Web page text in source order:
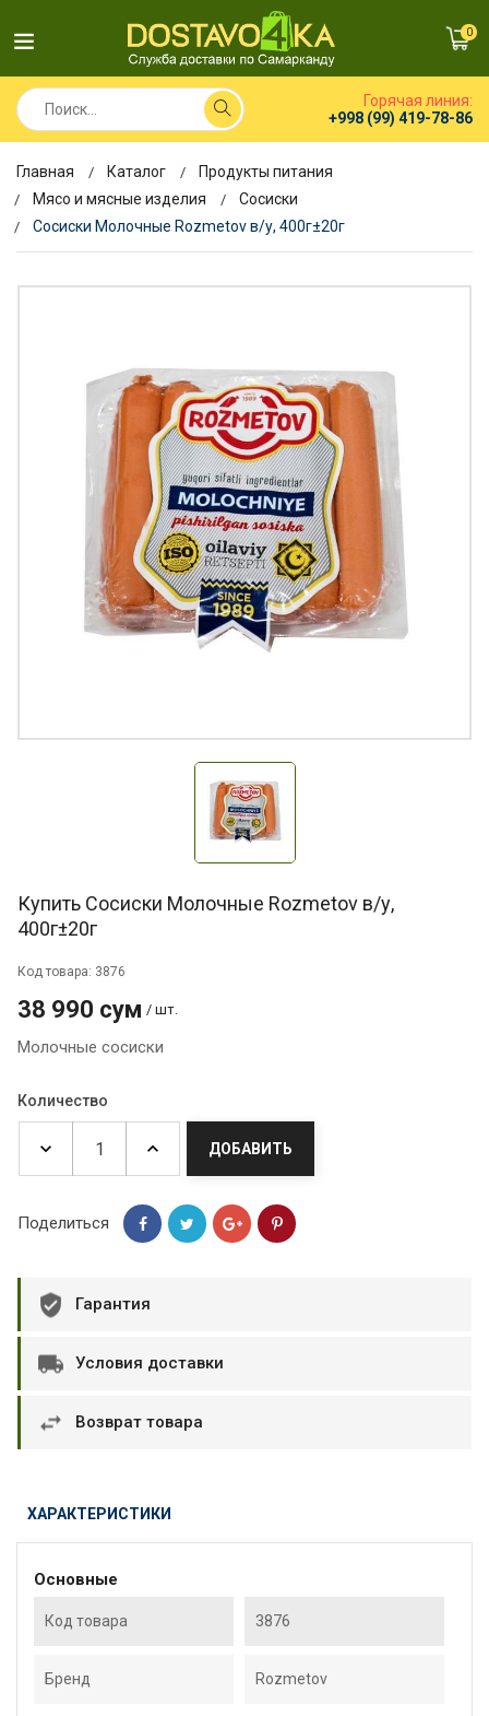
0
Горячая линия:
+998 (99) 419-78-86
Главная Каталог
Продукты питания
Мясо и мясные изделия
Сосиски
Cосиски Молочные Rozmetov в/у, 400г±20г
Купить Cосиски Молочные Rozmetov в/у,
400г±20г
Код товара: 3876
38 990 сум / шт.
Молочные сосиски
Количество
ДОБАВИТЬ
Поделиться
Гарантия
Условия доставки
Возврат товара
ХАРАКТЕРИСТИКИ
Основные
Код товара 3876
Бренд Rozmetov